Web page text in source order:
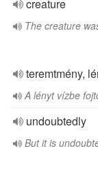
creature
The creature
teremtmény,
A lényt vízbe
undoubtedly
But it is